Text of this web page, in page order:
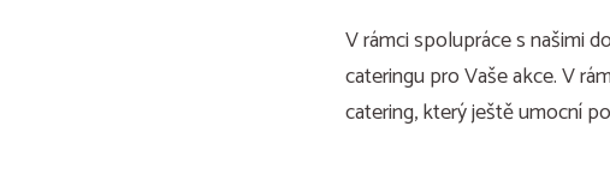
V rámci spolupráce s našimi
cateringu pro Vaše akce. V
catering, který ještě umocní